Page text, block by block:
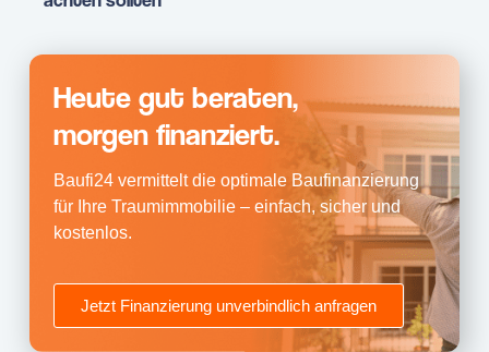
Heute gut beraten,
morgen finanziert.
Baufi24 vermittelt die optimale Baufinanzierung
für Ihre Traumimmobilie – einfach, sicher und
kostenlos.
Jetzt Finanzierung unverbindlich anfragen